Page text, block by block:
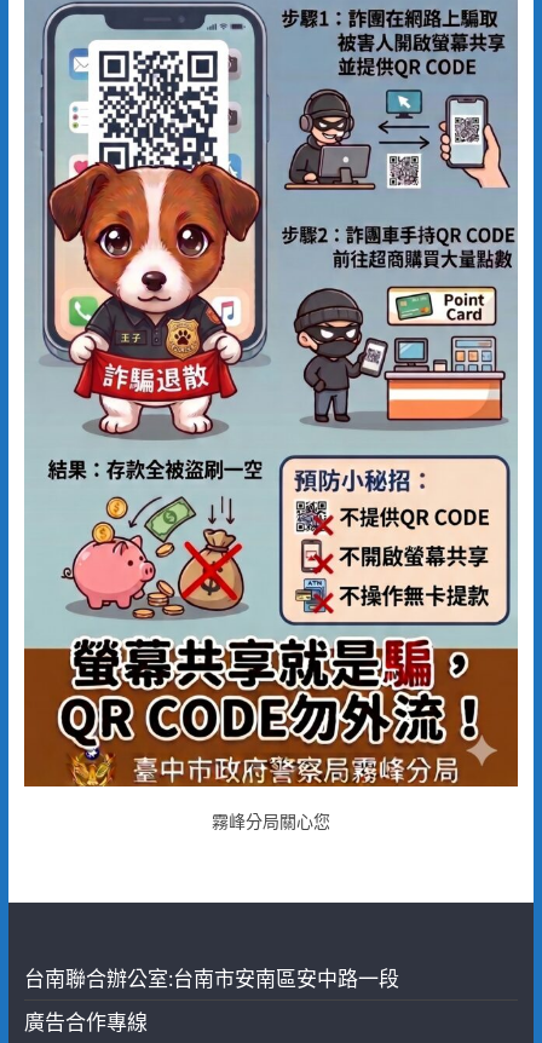
霧峰分局關心您
台南聯合辦公室:台南市安南區安中路一段
廣告合作專線